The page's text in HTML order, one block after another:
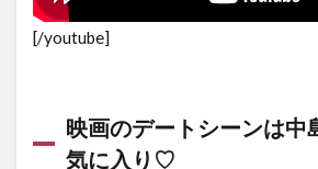
[/youtube]
映画のデートシーンは中
気に入り♡